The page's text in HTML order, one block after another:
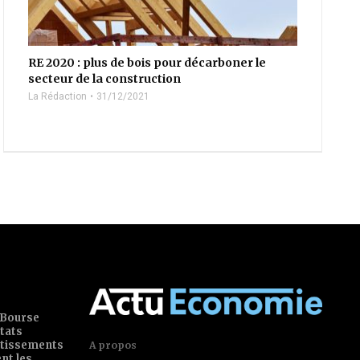
RE 2020 : plus de bois pour décarboner le
secteur de la construction
La Rédaction 31/12/2021
A propos